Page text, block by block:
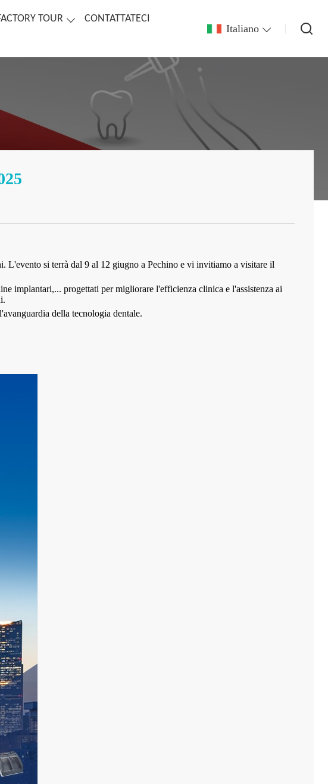
TOUR
CONTATTATECI
Italiano
L'evento si terrà dal 9 al 12 giugno a Pechino e vi invitiamo a visitare il
implantari,... progettati per migliorare l'efficienza clinica e l'assistenza ai
della tecnologia dentale.